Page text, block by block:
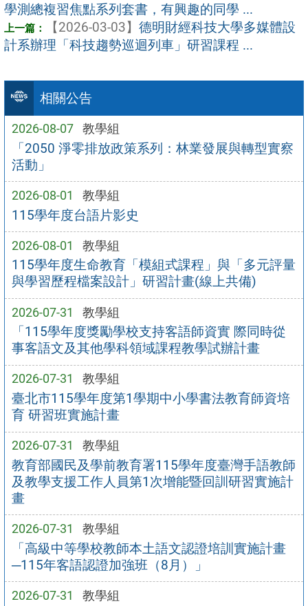
相關公告
2026-08-07 教學組
「2050 淨零排放政策系列：林業發展與轉型實察
活動」
2026-08-01 教學組
115學年度台語片影史
2026-08-01 教學組
115學年度生命教育「模組式課程」與「多元評量
與學習歷程檔案設計」研習計畫(線上共備)
2026-07-31 教學組
「115學年度獎勵學校支持客語師資實 際同時從
事客語文及其他學科領域課程教學試辦計畫
2026-07-31 教學組
臺北市115學年度第1學期中小學書法教育師資培
育 研習班實施計畫
2026-07-31 教學組
教育部國民及學前教育署115學年度臺灣手語教師
及教學支援工作人員第1次增能暨回訓研習實施計
畫
2026-07-31 教學組
「高級中等學校教師本土語文認證培訓實施計畫
─115年客語認證加強班（8月）」
2026-07-31 教學組
學測總複習焦點系列套書，有興趣的同學 ...
【2026-03-03】 德明財經科技大學多媒體設
計系辦理「科技趨勢巡迴列車」研習課程 ...